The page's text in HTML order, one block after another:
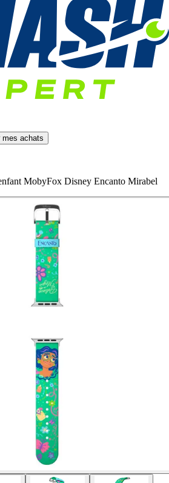
mes achats
MobyFox Disney Encanto Mirabel